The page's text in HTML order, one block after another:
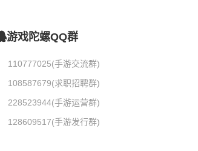
游戏陀螺QQ群
110777025(手游交流群)
108587679(求职招聘群)
228523944(手游运营群)
128609517(手游发行群)